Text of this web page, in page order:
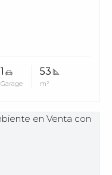
1
Garage
53
m²